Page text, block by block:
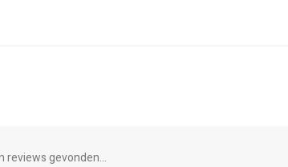
reviews gevonden...